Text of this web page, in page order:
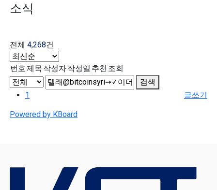
소식
전체 4,268건
번호제목 작성자작성일 추천 조회
검색
글쓰기
1
Powered by KBoard